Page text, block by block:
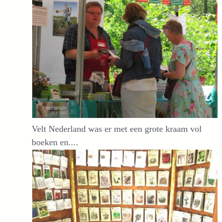
Velt Nederland was er met een grote kraam vol
boeken en....